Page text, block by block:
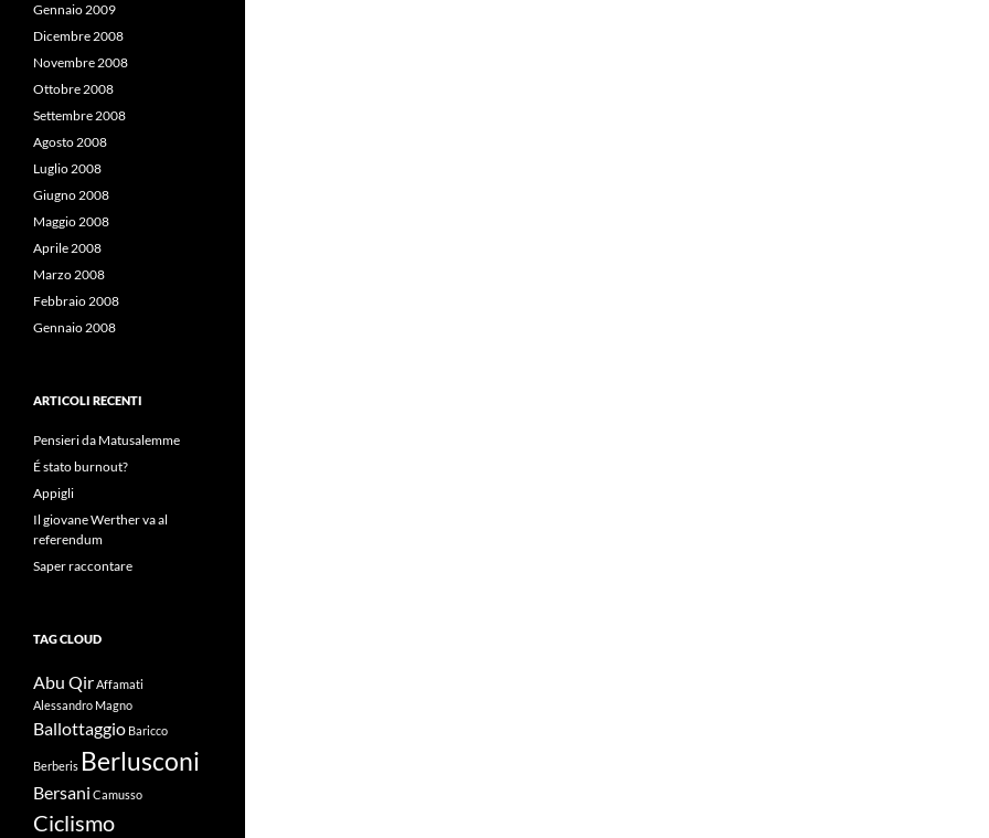
Gennaio 2009
Dicembre 2008
Novembre 2008
Ottobre 2008
Settembre 2008
Agosto 2008
Luglio 2008
Giugno 2008
Maggio 2008
Aprile 2008
Marzo 2008
Febbraio 2008
Gennaio 2008
ARTICOLI RECENTI
Pensieri da Matusalemme
É stato burnout?
Appigli
Il giovane Werther va al
referendum
Saper raccontare
TAG CLOUD
Abu QirAffamati
Alessandro Magno
Ballottaggio Baricco
Berberis Berlusconi
Bersani Camusso
Ciclismo